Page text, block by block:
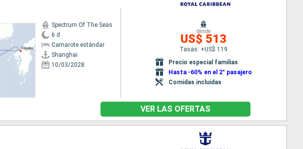
Spectrum Of The Seas
6 d
Camarote estándar
Shanghai
10/03/2028
desde
US$ 513
Tasas: +US$ 119
Precio especial familias
Hasta -60% en el 2° pasajero
Comidas incluidas
VER LAS OFERTAS